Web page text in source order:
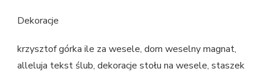
Dekoracje
krzysztof górka ile za wesele, dom weselny magnat,
alleluja tekst ślub, dekoracje stołu na wesele, staszek